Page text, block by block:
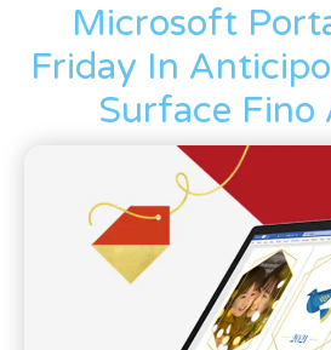
Microsoft
Friday In
Surface Fino